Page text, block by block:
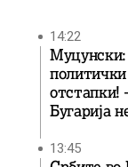
14:22
Муцунски:
отстапки!
Бугарија
13:45